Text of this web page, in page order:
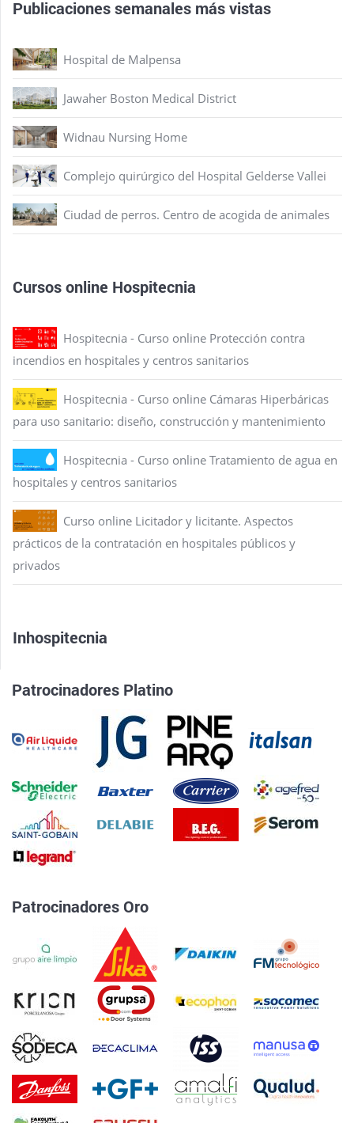
Publicaciones semanales más vistas
Hospital de Malpensa
Jawaher Boston Medical District
Widnau Nursing Home
Complejo quirúrgico del Hospital Gelderse Vallei
Ciudad de perros. Centro de acogida de animales
Cursos online Hospitecnia
Hospitecnia - Curso online Protección contra
incendios en hospitales y centros sanitarios
Hospitecnia - Curso online Cámaras Hiperbáricas
para uso sanitario: diseño, construcción y mantenimiento
Hospitecnia - Curso online Tratamiento de agua en
hospitales y centros sanitarios
Curso online Licitador y licitante. Aspectos
prácticos de la contratación en hospitales públicos y
privados
Inhospitecnia
Patrocinadores Platino
Patrocinadores Oro